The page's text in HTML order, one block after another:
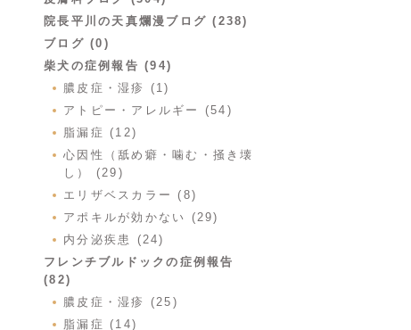
院長平川の天真爛漫ブログ (238)
ブログ (0)
柴犬の症例報告 (94)
膿皮症・湿疹 (1)
アトピー・アレルギー (54)
脂漏症 (12)
心因性（舐め癖・噛む・掻き壊
し） (29)
エリザベスカラー (8)
アポキルが効かない (29)
内分泌疾患 (24)
フレンチブルドックの症例報告
(82)
膿皮症・湿疹 (25)
脂漏症 (14)